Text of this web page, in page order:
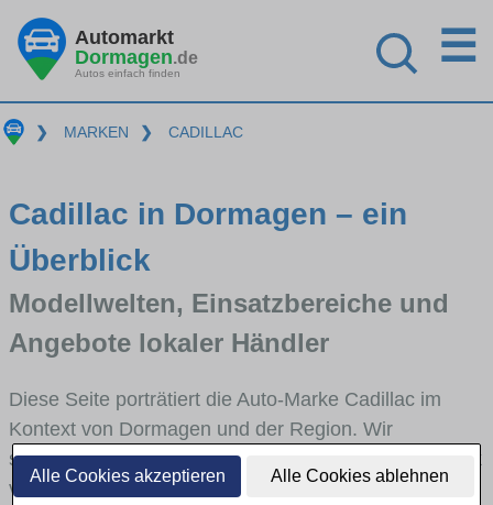
Alle Cookies akzeptieren Alle Cookies ablehnen
Automarkt
Dormagen.de
Autos einfach finden
☰
❯ MARKEN ❯ CADILLAC
Cadillac in Dormagen – ein
Überblick
Modellwelten, Einsatzbereiche und
Angebote lokaler Händler
Diese Seite porträtiert die Auto-Marke Cadillac im
Kontext von Dormagen und der Region. Wir
skizzieren, in welchen Fahrzeugklassen Cadillac stark
vertreten ist, welche Modellreihen häufig im Stadt-